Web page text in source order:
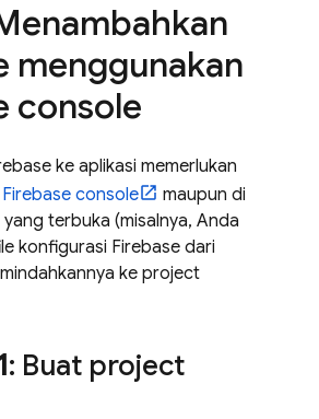
menggunakan
console
ke aplikasi memerlukan
Firebase console
maupun di
terbuka (misalnya, Anda
konfigurasi Firebase dari
ke project
: Buat project